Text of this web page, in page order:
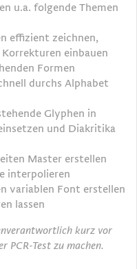
u.a. folgende Themen
effizient zeichnen,
einbauen
Formen
durchs Alphabet
Glyphen in
und Diakritika
Master erstellen
interpolieren
variablen Font erstellen
lassen
kurz vor
PCR-Test zu machen.